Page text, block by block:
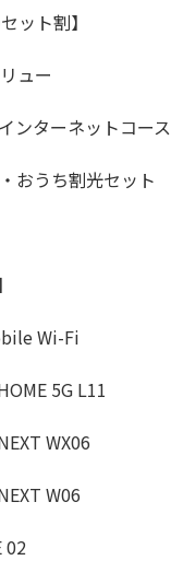
ット割】
ュー
ンターネットコース
おうち割光セット
Wi-Fi
5G L11
WX06
W06
02